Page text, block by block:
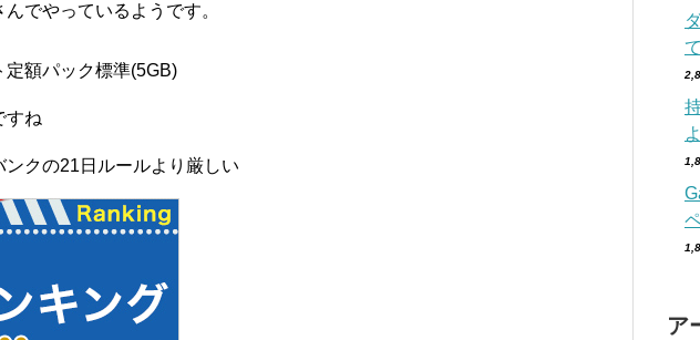
でやっているようです。
定額パック標準(5GB)
すね
ンクの21日ルールより厳しい
ア